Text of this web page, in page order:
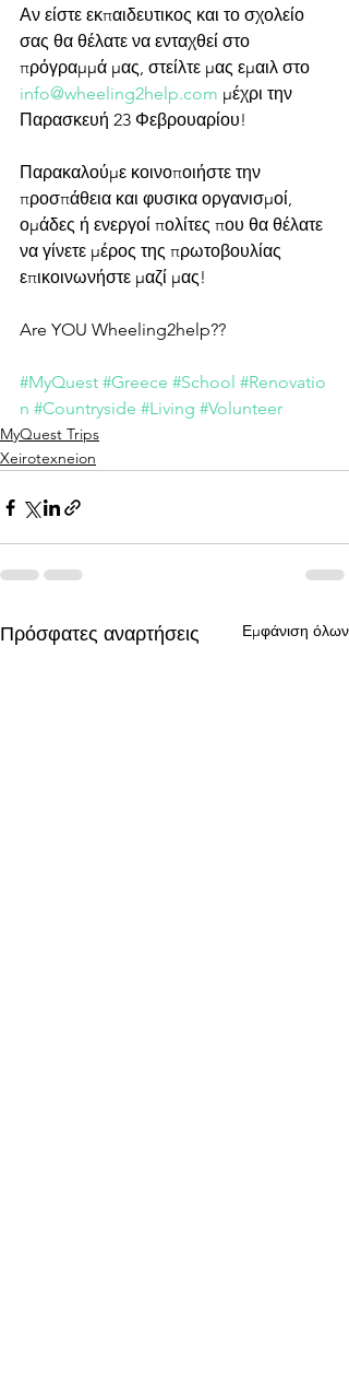
Αν είστε εκπαιδευτικος και το σχολείο
σας θα θέλατε να ενταχθεί στο
πρόγραμμά μας, στείλτε μας εμαιλ στο
info@wheeling2help.com μέχρι την
Παρασκευή 23 Φεβρουαρίου!
Παρακαλούμε κοινοποιήστε την
προσπάθεια και φυσικα οργανισμοί,
ομάδες ή ενεργοί πολίτες που θα θέλατε
να γίνετε μέρος της πρωτοβουλίας
επικοινωνήστε μαζί μας!
Are YOU Wheeling2help??
#MyQuest #Greece #School #Renovatio
n #Countryside #Living #Volunteer
MyQuest Trips
Xeirotexneion
Πρόσφατες αναρτήσεις Εμφάνιση όλων